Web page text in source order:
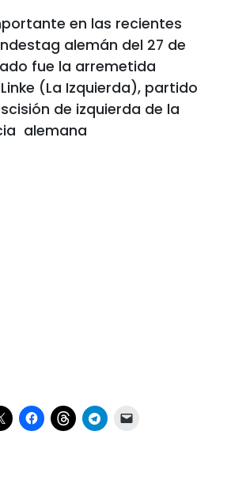
en las recientes
alemán del 27 de
fue la arremetida
(La Izquierda), partido
de izquierda de la
alemana